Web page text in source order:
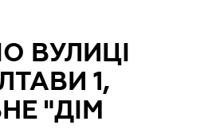
ВУЛИЦІ
1,
"ДІМ